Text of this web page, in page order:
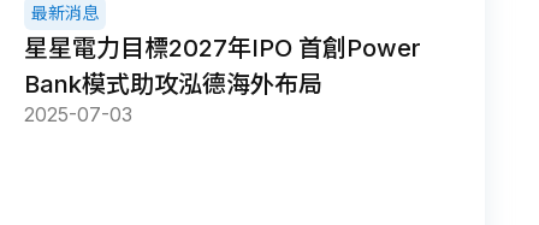
最新消息
星星電力目標2027年IPO 首創Power
Bank模式助攻泓德海外布局
2025-07-03